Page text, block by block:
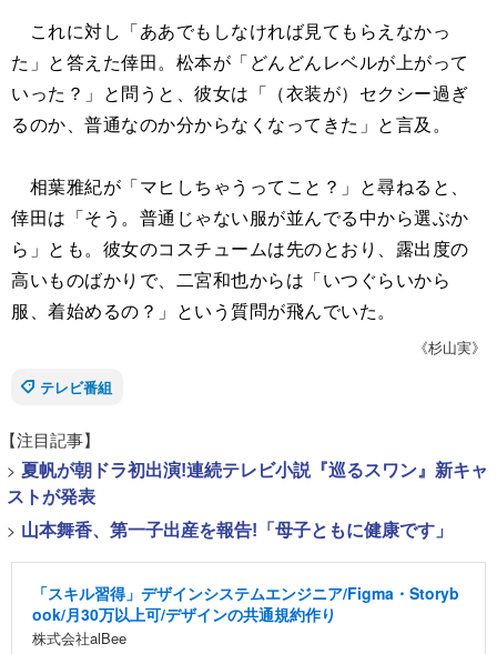
これに対し「ああでもしなければ見てもらえなかっ
た」と答えた倖田。松本が「どんどんレベルが上がって
いった？」と問うと、彼女は「（衣装が）セクシー過ぎ
るのか、普通なのか分からなくなってきた」と言及。
相葉雅紀が「マヒしちゃうってこと？」と尋ねると、
倖田は「そう。普通じゃない服が並んでる中から選ぶか
ら」とも。彼女のコスチュームは先のとおり、露出度の
高いものばかりで、二宮和也からは「いつぐらいから
服、着始めるの？」という質問が飛んでいた。
《杉山実》
テレビ番組
【注目記事】
> 夏帆が朝ドラ初出演!連続テレビ小説『巡るスワン』新キャ
ストが発表
> 山本舞香、第一子出産を報告!「母子ともに健康です」
「スキル習得」デザインシステムエンジニア/Figma・Storyb
ook/月30万以上可/デザインの共通規約作り
株式会社alBee